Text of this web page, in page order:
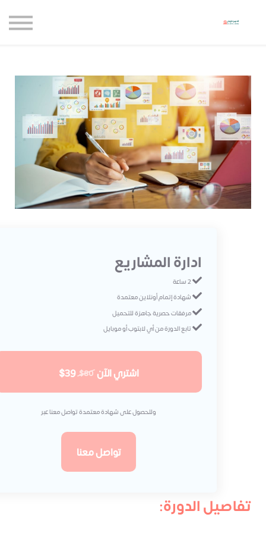
حساب جديد
تسجيل الدخول
ادارة المشاريع
2 ساعة
شهادة إتمام أونلاين معتمدة
مرفقات حصرية جاهزة للتحميل
تابع الدورة من أي لابتوب أو موبايل
اشتري الآن $80
$39
وللحصول على شهادة معتمدة تواصل معنا عبر
تواصل معنا
تفاصيل الدورة: